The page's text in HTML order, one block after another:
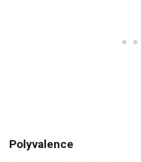
Polyvalence